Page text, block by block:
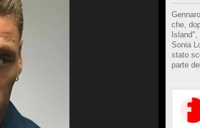
che,
Sonia
stato
parte